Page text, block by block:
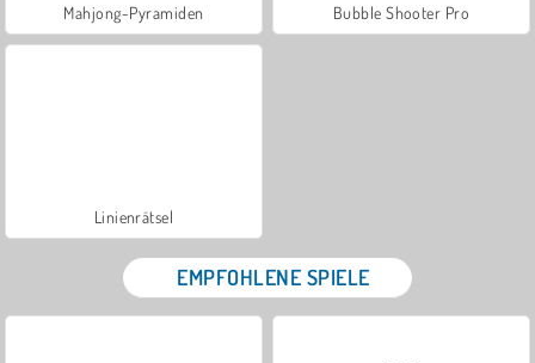
Mahjong-Pyramiden Bubble Shooter Pro
Linienrätsel
EMPFOHLENE SPIELE